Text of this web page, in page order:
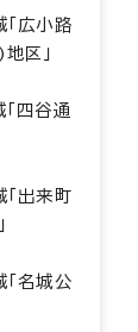
広小路
区」
四谷通
出来町
名城公